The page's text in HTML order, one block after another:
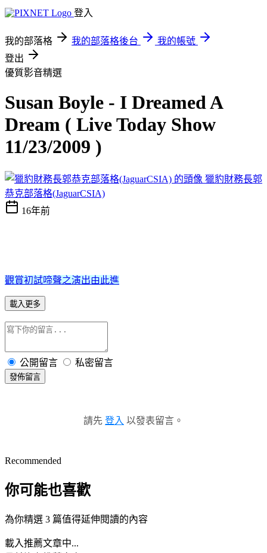
登入
我的部落格 我的部落格後台
我的帳號
登出
優質影音精選
Susan Boyle - I Dreamed A
Dream ( Live Today Show
11/23/2009 )
獵豹財務長郭
恭克部落格(JaguarCSIA)
16年前
觀賞初試啼聲之演出由此進
載入更多
公開留言 私密留言
發佈留言
請先 登入 以發表留言。
Recommended
你可能也喜歡
為你精選 3 篇值得延伸閱讀的內容
載入推薦文章中...